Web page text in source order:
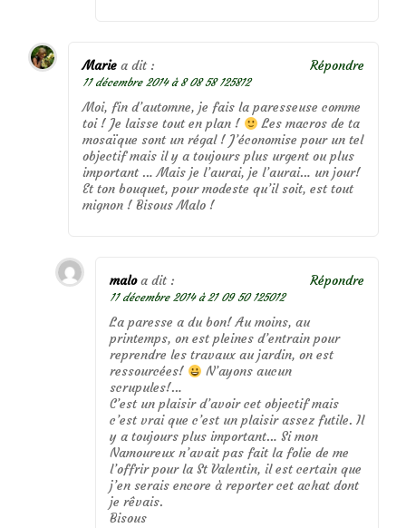
Marie a dit :
11 décembre 2014 à 8 08 58 125812
Moi, fin d’automne, je fais la paresseuse comme
toi ! Je laisse tout en plan !
Les macros de ta
mosaïque sont un régal ! J’économise pour un tel
objectif mais il y a toujours plus urgent ou plus
important … Mais je l’aurai, je l’aurai… un jour!
Et ton bouquet, pour modeste qu’il soit, est tout
mignon ! Bisous Malo !
Répondre
malo a dit :
11 décembre 2014 à 21 09 50 125012
La paresse a du bon! Au moins, au
printemps, on est pleines d’entrain pour
reprendre les travaux au jardin, on est
ressourcées!
N’ayons aucun
scrupules!…
C’est un plaisir d’avoir cet objectif mais
c’est vrai que c’est un plaisir assez futile. Il
y a toujours plus important… Si mon
Namoureux n’avait pas fait la folie de me
l’offrir pour la St Valentin, il est certain que
j’en serais encore à reporter cet achat dont
je rêvais.
Bisous
Répondre